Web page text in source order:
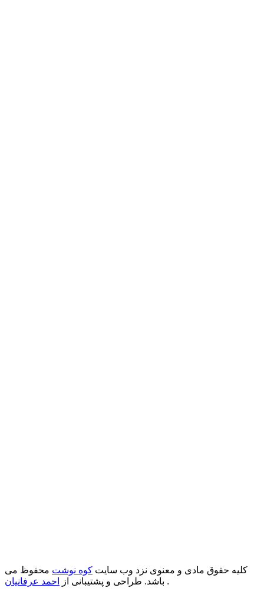
کلیه حقوق مادی و معنوی نزد وب سایت کوه نوشت محفوظ می
باشد. طراحی و پشتیبانی از
احمد عرفانیان .